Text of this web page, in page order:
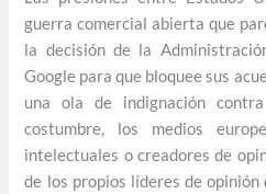
guerra comercial abierta que
la decisión de la
Google para que bloquee sus
una ola de indignación
costumbre, los medios
intelectuales o creadores de
de los propios líderes de opinión